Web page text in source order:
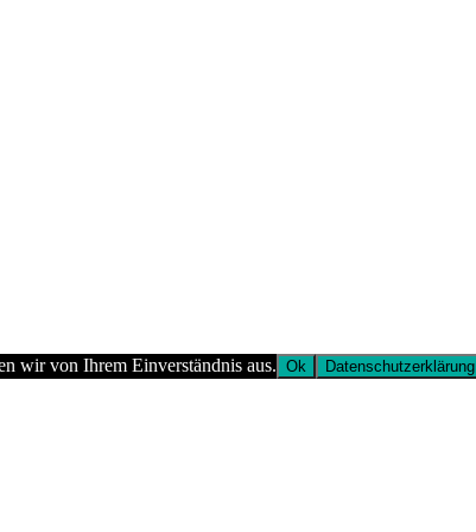
wir von Ihrem Einverständnis aus. Ok Datenschutzerklärung